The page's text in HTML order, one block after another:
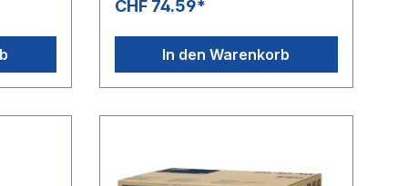
CHF 74.59*
In den Warenkorb